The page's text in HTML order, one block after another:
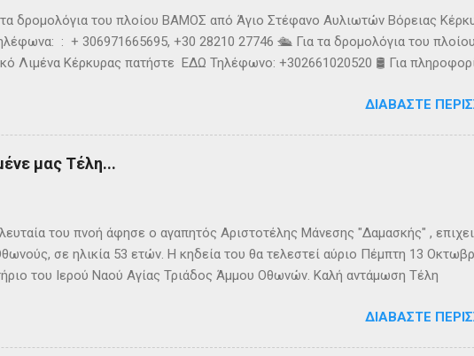
δρομολόγια του πλοίου ΒΑΜΟΣ από Άγιο Στέφανο Αυλιωτών Βόρειας
: + 306971665695, +30 28210 27746 🛳️ Για τα δρομολόγια του
Λιμένα Κέρκυρας πατήστε ΕΔΩ Τηλέφωνο: +302661020520 🛢️ Για
👉Ακολουθήστε μας στο Facebook και στο InstagramΔΙΑΒΆΣΤΕ
μας Τέλη...
του πνοή άφησε ο αγαπητός Αριστοτέλης Μάνεσης "Δαμασκής" ,
σε ηλικία 53 ετών. Η κηδεία του θα τελεστεί αύριο Πέμπτη 13
του Ιερού Ναού Αγίας Τριάδος Άμμου Οθωνών. Καλή αντάμωση Τέλη
ΔΙΑΒΆΣΤΕ